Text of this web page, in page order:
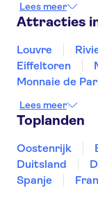
Lees meer
Attracties
Louvre
Eiffeltoren
Monnaie de
Sainte-
Montmartre
Tours en trips
Musée du quai
Lees meer
Toplanden
Oostenrijk
Duitsland
Spanje